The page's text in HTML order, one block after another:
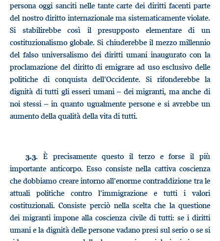
persona oggi sanciti nelle tante carte dei diritti facenti parte
del nostro diritto internazionale ma sistematicamente violate.
Si stabilirebbe così il presupposto elementare di un
costituzionalismo globale. Si chiuderebbe il mezzo millennio
del falso universalismo dei diritti umani inaugurato con la
proclamazione del diritto di emigrare ad uso esclusivo delle
politiche di conquista dell’Occidente. Si rifonderebbe la
dignità di tutti gli esseri umani – dei migranti, ma anche di
noi stessi – in quanto ugualmente persone e si avrebbe un
aumento della qualità della vita di tutti.
3.3. È precisamente questo il terzo e forse il più
importante anticorpo. Esso consiste nella cattiva coscienza
che dobbiamo creare intorno all’enorme contraddizione tra le
attuali politiche contro l’immigrazione e tutti i valori
costituzionali. Consiste perciò nella scelta che la questione
dei migranti impone alla coscienza civile di tutti: se i diritti
umani e la dignità delle persone vadano presi sul serio o se si